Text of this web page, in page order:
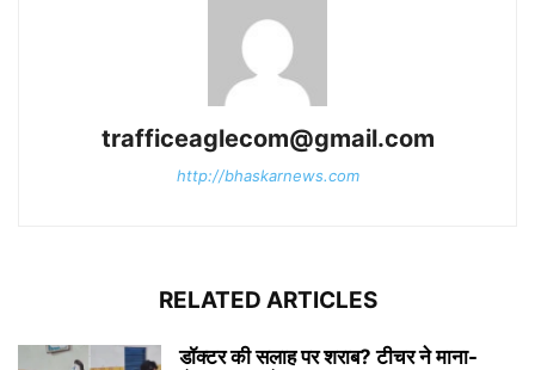
trafficeaglecom@gmail.com
http://bhaskarnews.com
RELATED ARTICLES
डॉक्टर की सलाह पर शराब? टीचर ने माना-